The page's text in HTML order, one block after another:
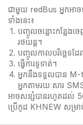
ជាមួយ redBus អ្នកអ
ទាំងនេះ៖
បញ្ចូលចន្លោះកន្លែ
រថយន្ត។
បញ្ចូលកាលបរិច្ឆេទដ
ធ្វើការទូទាត់។
អ្នកនឹងទទួលបាន
អ្នកតាមរយៈសារ
អាចសន្សំបានរហូតដល់
ប្រើកូដ KHNEW សម្រាប់